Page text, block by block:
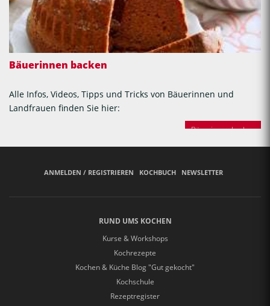
Bäuerinnen backen
Alle Infos, Videos, Tipps und Tricks von Bäuerinnen und
Landfrauen finden Sie hier:
Bäuerinnen backen
ANMELDEN / REGISTRIEREN KOCHBUCH NEWSLETTER
RUND UMS KOCHEN
Kurse & Workshops
Kochrezepte
Kochen & Küche Blog "Gut gekocht"
Kochschule
Rezeptregister